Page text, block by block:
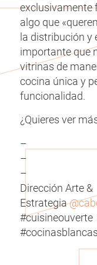
exclusivamente
algo que
la distribución y
importante que
vitrinas de
cocina única y
funcionalidad.
¿Quieres ver
–
–
–
Dirección Arte &
Estrategia